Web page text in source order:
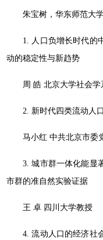
朱宝树，华东师范大
1. 人口负增长时代
动的稳定性与新趋势
周 皓 北京大学社会学
2. 新时代四类流动人
马小红 中共北京市委
3. 城市群一体化能
市群的准自然实验证据
王 卓 四川大学教授
4. 流动人口的经济社